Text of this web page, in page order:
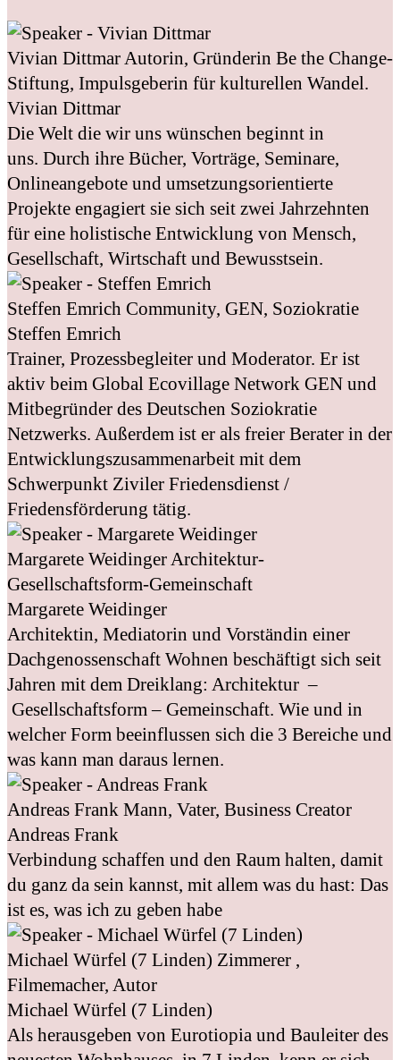
Vivian DittmarAutorin, Gründerin Be the Change-
Stiftung, Impulsgeberin für kulturellen Wandel.
Vivian Dittmar
Die Welt die wir uns wünschen beginnt in
uns. Durch ihre Bücher, Vorträge, Seminare,
Onlineangebote und umsetzungsorientierte
Projekte engagiert sie sich seit zwei Jahrzehnten
für eine holistische Entwicklung von Mensch,
Gesellschaft, Wirtschaft und Bewusstsein.
Steffen Emrich Community, GEN, Soziokratie
Steffen Emrich
Trainer, Prozessbegleiter und Moderator. Er ist
aktiv beim Global Ecovillage Network GEN und
Mitbegründer des Deutschen Soziokratie
Netzwerks. Außerdem ist er als freier Berater in der
Entwicklungszusammenarbeit mit dem
Schwerpunkt Ziviler Friedensdienst /
Friedensförderung tätig.
Margarete WeidingerArchitektur-
Gesellschaftsform-Gemeinschaft
Margarete Weidinger
Architektin, Mediatorin und Vorständin einer
Dachgenossenschaft Wohnen beschäftigt sich seit
Jahren mit dem Dreiklang: Architektur –
Gesellschaftsform – Gemeinschaft. Wie und in
welcher Form beeinflussen sich die 3 Bereiche und
was kann man daraus lernen.
Andreas Frank Mann, Vater, Business Creator
Andreas Frank
Verbindung schaffen und den Raum halten, damit
du ganz da sein kannst, mit allem was du hast: Das
ist es, was ich zu geben habe
Michael Würfel (7 Linden) Zimmerer ,
Filmemacher, Autor
Michael Würfel (7 Linden)
Als herausgeben von Eurotiopia und Bauleiter des